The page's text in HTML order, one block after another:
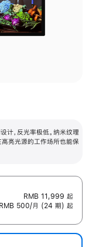
计，反光率极低。纳米纹理
高亮光源的工作场所也能保
RMB 11,999 起
500/月 (24 期) 起